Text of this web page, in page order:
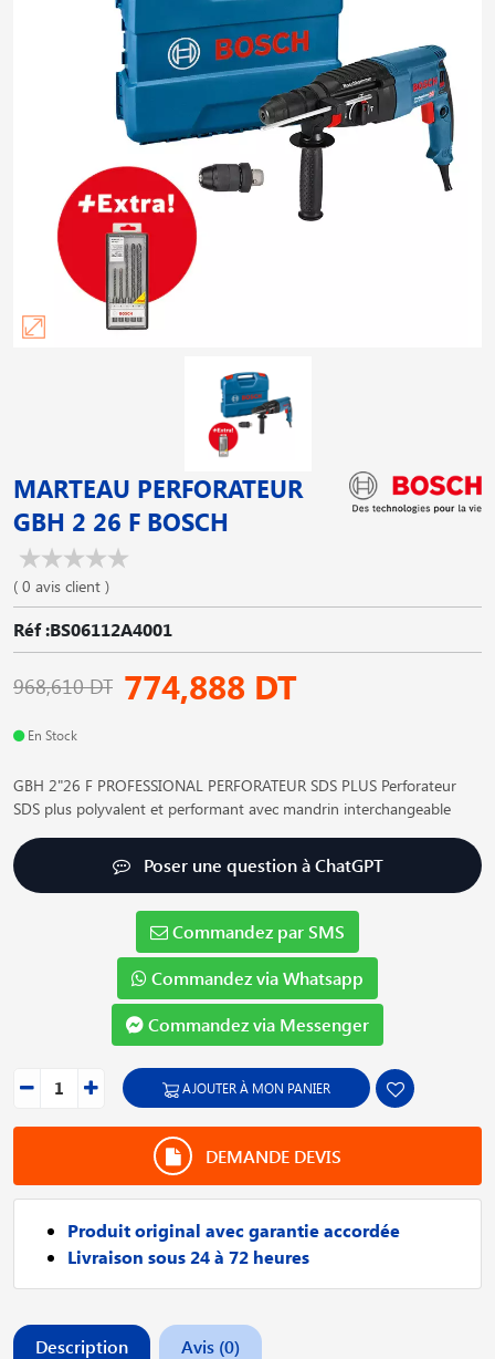
MARTEAU PERFORATEUR
GBH 2 26 F BOSCH
( 0 avis client )
Réf :BS06112A4001
968,610 DT 774,888 DT
En Stock
GBH 2"26 F PROFESSIONAL PERFORATEUR SDS PLUS Perforateur
SDS plus polyvalent et performant avec mandrin interchangeable
Poser une question à ChatGPT
Commandez par SMS
Commandez via Whatsapp
Commandez via Messenger
AJOUTER À MON PANIER
DEMANDE DEVIS
Produit original avec garantie accordée
Livraison sous 24 à 72 heures
Description Avis (0)